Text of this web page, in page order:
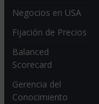
Negocios en USA
Fijación de Precios
Balanced
Scorecard
Gerencia del
Conocimiento